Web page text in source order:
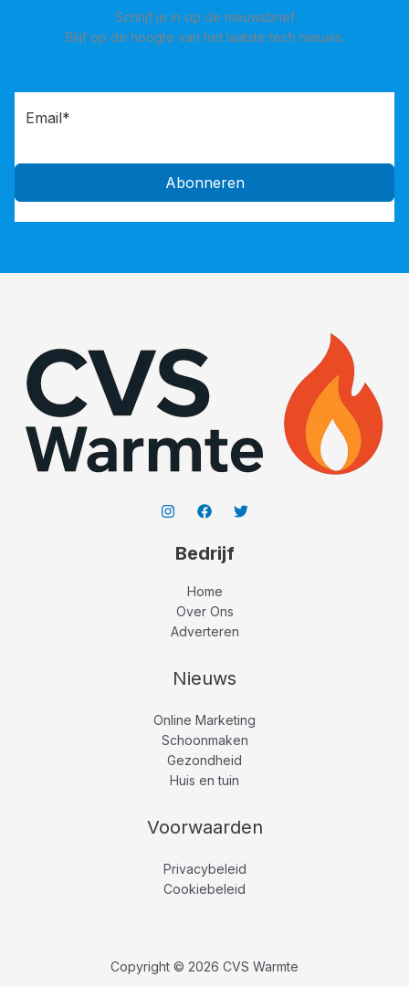
Schrijf je in op de nieuwsbrief
Blijf op de hoogte van het laatste tech nieuws.
Abonneren
Bedrijf
Home
Over Ons
Adverteren
Nieuws
Online Marketing
Schoonmaken
Gezondheid
Huis en tuin
Voorwaarden
Privacybeleid
Cookiebeleid
Copyright © 2026 CVS Warmte